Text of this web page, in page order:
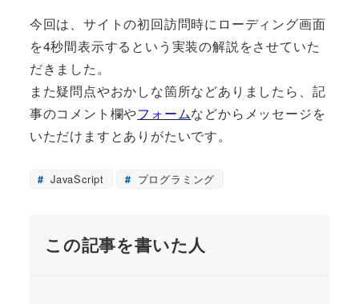
今回は、サイトの初回訪問時にローディング画面
を4秒間表示するという実装の解説をさせていた
だきました。
また疑問点やおかしな箇所などありましたら、記
事のコメント欄やフォームなどからメッセージを
いただけますとありがたいです。
JavaScript プログラミング
この記事を書いた人